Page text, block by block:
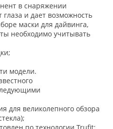
в снаряжении
и дает возможность
маски для дайвинга,
необходимо учитывать
модели.
для великолепного обзора